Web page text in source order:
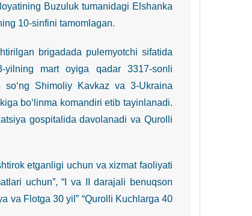
Buzuluk tumanidagi Elshanka
10-sinfini tamomlagan.
brigadada pulemyotchi sifatida
yilning mart oyiga qadar 3317-sonli
so‘ng Shimoliy Kavkaz va 3-Ukraina
bo‘linma komandiri etib tayinlanadi.
gospitalida davolanadi va Qurolli
etganligi uchun va xizmat faoliyati
uchun”, “I va II darajali benuqson
va Flotga 30 yil” “Qurolli Kuchlarga 40